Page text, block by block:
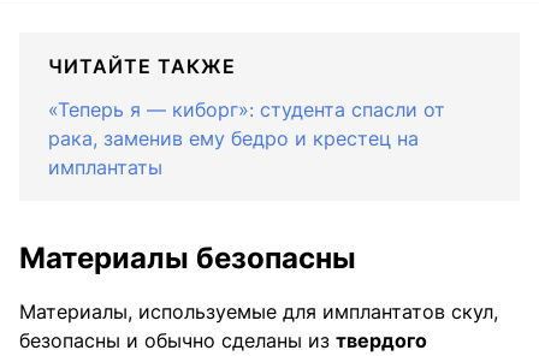
ЧИТАЙТЕ ТАКЖЕ
«Теперь я — киборг»: студента спасли от
рака, заменив ему бедро и крестец на
имплантаты
Материалы безопасны
Материалы, используемые для имплантатов скул,
безопасны и обычно сделаны из твердого